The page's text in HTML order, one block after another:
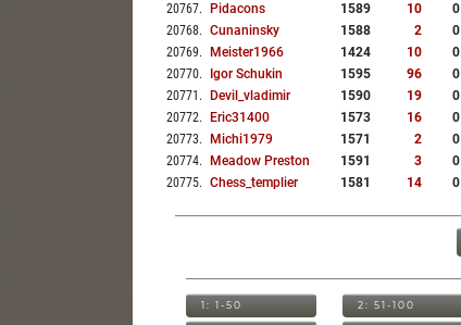
20767. Pidacons 1589 10
0
20768. Cunaninsky 1588 2
0
20769. Meister1966 1424 10
0
20770. Igor Schukin 1595 96
0
20771 . Devil_vladimir 1590 19
0
20772. Eric31400 1573 16
0
20773. Michi1979 1571 2
0
20774. Meadow Preston 1591 3
0
20775. Chess_templier 1581 14 0
1: 1-50 2: 51-100